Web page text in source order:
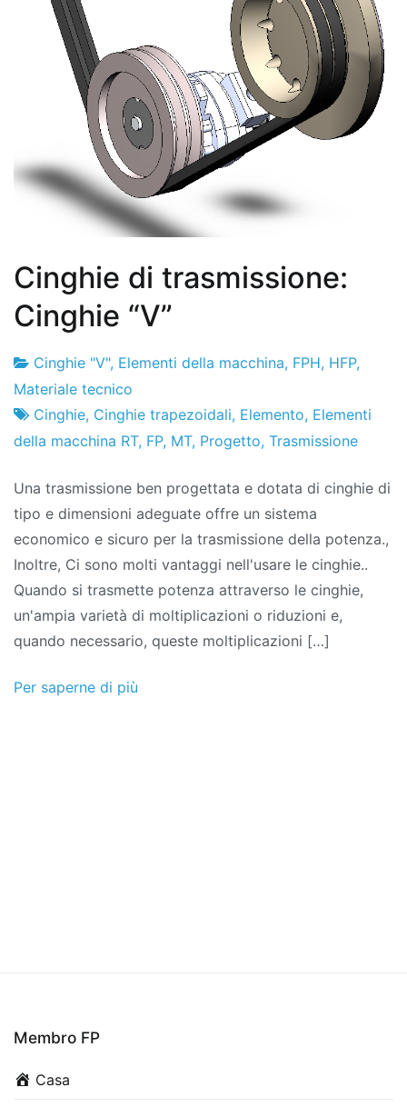
Cinghie di trasmissione:
Cinghie “V”
Fabbrica
di
progetti
20
de
gennaio
2010
Cinghie "V", Elementi della macchina, FPH, HFP,
Materiale tecnico
Cinghie, Cinghie trapezoidali, Elemento, Elementi
della macchina RT, FP, MT, Progetto, Trasmissione
Una trasmissione ben progettata e dotata di cinghie di
tipo e dimensioni adeguate offre un sistema
economico e sicuro per la trasmissione della potenza.,
Inoltre, Ci sono molti vantaggi nell'usare le cinghie..
Quando si trasmette potenza attraverso le cinghie,
un'ampia varietà di moltiplicazioni o riduzioni e,
quando necessario, queste moltiplicazioni […]
Per saperne di più
Membro FP
Casa